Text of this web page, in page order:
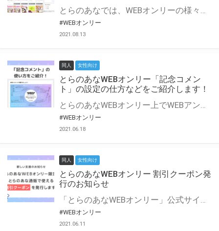
とらのあなでは、WEBオンリーの様々な支援を実施しています。 今回は2021年9月に実装を予定しているアップデート情報についてご紹介いたします。 とらのあなWEBオンリーサイトはこちら
#WEBオンリー
2021.08.13
同人 女性向け
とらのあなWEBオンリー「記念コメン
ト」の設定の仕方などをご紹介します！
とらのあなWEBオンリー上でWEBアンソロジーが作成できる「記念コメント」について、その使い方や作成手順を解説します！ 支援タイプを「サークル参加型」「サークル参加型・マルシェ(イベント会場)機能付き」でお申し込みいただいている主催者様はぜひご活用ください♪ とらのあなWEBオンリーサイトはこちら
#WEBオンリー
2021.06.18
同人 女性向け
とらのあなWEBオンリー 割引クーポン発
行のお知らせ
「とらのあなWEBオンリー」公式サイトでとらのあな通販の「割引クーポン」を配布中！ イベントごとに開催当日限定で使える割引クーポンのシリアルコードを発行します。 とらのあなWEBオンリーのページをチェックして、イベント当日にお得にお買い物を楽しみましょう♪ ※本キャンペーンは予告なく終了する場合がございます。 とらのあなWEBオンリーサイトはこちら
#WEBオンリー
2021.06.11